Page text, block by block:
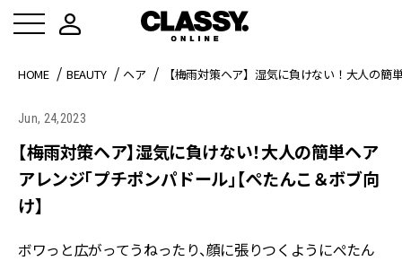
HOME BEAUTY ヘア 【梅雨対策ヘア】湿気に負けない！大人の
Jun, 24,2023
【梅雨対策ヘア】湿気に負けない！大人の簡単ヘア
アレンジ「プチポンパドール」【ぺたんこ＆ボブ向
け】
ボワっと広がってうねったり、顔に張りつくようにぺたん